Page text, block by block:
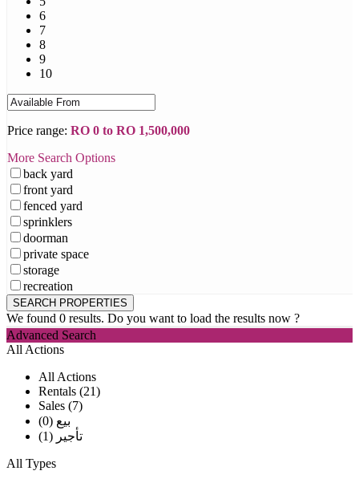
6
7
8
9
10
Price range: RO 0 to RO 1,500,000
More Search Options
back yard
front yard
fenced yard
sprinklers
doorman
private space
storage
recreation
We found 0 results. Do you want to load the results now ?
Advanced Search
All Actions
All Actions
Rentals (21)
Sales (7)
بيع (0)
تأجير (1)
All Types